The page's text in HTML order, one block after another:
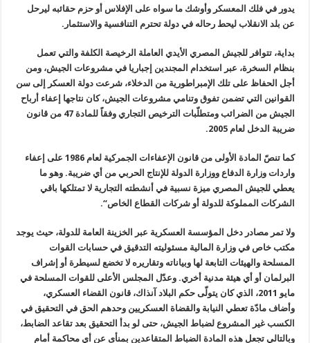
يدور في فلك المعسكر وأوشك ما سواه على الإفلاس أو حزم حقائبه ليرحل
عن بلد الانقلاب ليحط رحاله في دولة تحترم التنافسية والاستثمار .
بداية، تتوافر للجيش المصري الأيدي العاملة الرخيصة الكلفة والتي تعمل
بنظام السخرة، عبر استخدام المجندين إجباريا في مشروعات الجيش، ومن
أجل الحفاظ على تلك الإمبراطورية من الدخلاء، شرعت دولة العسكر إلى سن
القوانين التي تضمن تفوق وتنامي مشروعات الجيش، كان نتاجها إعفاء أرباح
الجيش من الضرائب ومتطلّبات الترخيص التجاري وفقاً للمادة 47 من قانون
ضريبة الدخل لعام 2005
.
كما تنصّ المادة الأولى من قانون الإعفاءات الجمركية لعام1986 على إعفاء
واردات وزارة الدفاع ووزارة الدولة للإنتاج الحربي من أي ضريبة. وهو ما
يعطي للجيش المصري ميزة نسبية في أنشطته التجارية لا تمتلكها باقي
الشركات المملوكة للدولة أو شركات القطاع الخاص“.
ولا تمر مصادر دخل المؤسسة العسكرية عبر الخزينة العامة للدولة، حيث يوجد
مكتب خاص في وزارة المالية مسئوليته التدقيق في حسابات القوات
المسلحة والهيئات التابعة لها وبياناته وتقاريره لا تخضع لسيطرة أو إشراف
البرلمان أو أي هيئة مدنية أخري. وعدّل المجلس الأعلى للقوات المسلحة في
مايو 2011، الذي كان يتولّى حكم البلاد آنذاك، قانون القضاء العسكري،
وأضاف مادّة تعطي النيابة والقضاة العسكريين وحدهم الحق في التحقيق في
الكسب غير المشروع لضباط الجيش، حتى لو بدأ التحقيق بعد تقاعد الضابط،
وبالتالي تجعل هذه المادة الضباط المتقاعدين بمنأى عن أي محاكمة أمام